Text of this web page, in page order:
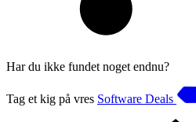
Har du ikke fundet noget endnu?
Tag et kig på vres Software Deals